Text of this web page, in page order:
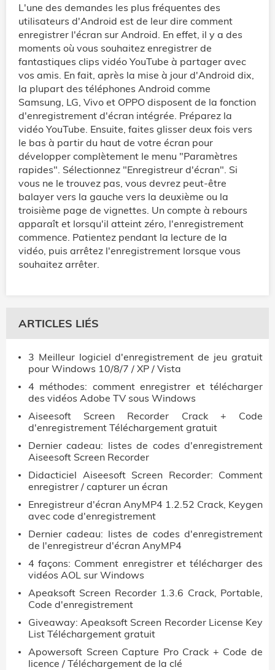
L'une des demandes les plus fréquentes des
utilisateurs d'Android est de leur dire comment
enregistrer l'écran sur Android. En effet, il y a des
moments où vous souhaitez enregistrer de
fantastiques clips vidéo YouTube à partager avec
vos amis. En fait, après la mise à jour d'Android dix,
la plupart des téléphones Android comme
Samsung, LG, Vivo et OPPO disposent de la fonction
d'enregistrement d'écran intégrée. Préparez la
vidéo YouTube. Ensuite, faites glisser deux fois vers
le bas à partir du haut de votre écran pour
développer complètement le menu "Paramètres
rapides". Sélectionnez "Enregistreur d'écran". Si
vous ne le trouvez pas, vous devrez peut-être
balayer vers la gauche vers la deuxième ou la
troisième page de vignettes. Un compte à rebours
apparaît et lorsqu'il atteint zéro, l'enregistrement
commence. Patientez pendant la lecture de la
vidéo, puis arrêtez l'enregistrement lorsque vous
souhaitez arrêter.
ARTICLES LIÉS
3 Meilleur logiciel d'enregistrement de jeu gratuit
pour Windows 10/8/7 / XP / Vista
4 méthodes: comment enregistrer et télécharger
des vidéos Adobe TV sous Windows
Aiseesoft Screen Recorder Crack + Code
d'enregistrement Téléchargement gratuit
Dernier cadeau: listes de codes d'enregistrement
Aiseesoft Screen Recorder
Didacticiel Aiseesoft Screen Recorder: Comment
enregistrer / capturer un écran
Enregistreur d'écran AnyMP4 1.2.52 Crack, Keygen
avec code d'enregistrement
Dernier cadeau: listes de codes d'enregistrement
de l'enregistreur d'écran AnyMP4
4 façons: Comment enregistrer et télécharger des
vidéos AOL sur Windows
Apeaksoft Screen Recorder 1.3.6 Crack, Portable,
Code d'enregistrement
Giveaway: Apeaksoft Screen Recorder License Key
List Téléchargement gratuit
Apowersoft Screen Capture Pro Crack + Code de
licence / Téléchargement de la clé